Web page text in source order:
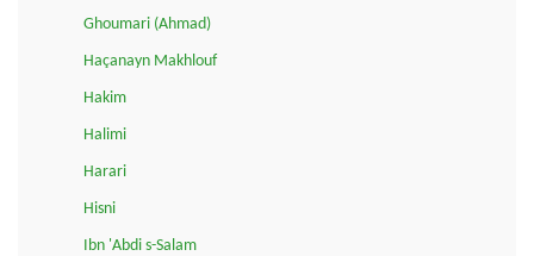
Ghoumari (Ahmad)
Haçanayn Makhlouf
Hakim
Halimi
Harari
Hisni
Ibn 'Abdi s-Salam